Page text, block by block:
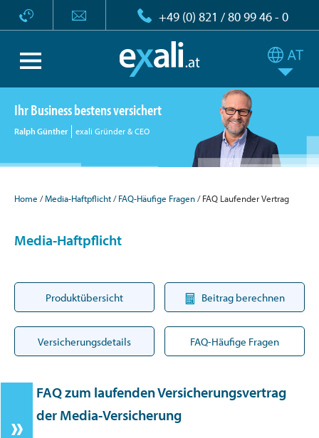
+49 (0) 821 / 80 99 46 - 0
Ihr Business bestens versichert
Ralph Günther exali Gründer & CEO
Home Media-Haftpflicht FAQ-Häufige Fragen FAQ Laufender Vertrag
Media-Haftpflicht
Produktübersicht Beitrag berechnen
Versicherungsdetails FAQ-Häufige Fragen
FAQ zum laufenden Versicherungsvertrag
der Media-Versicherung